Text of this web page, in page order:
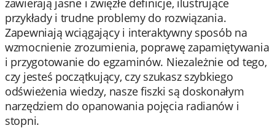
zawierają jasne i zwięzłe definicje, ilustrujące
przykłady i trudne problemy do rozwiązania.
Zapewniają wciągający i interaktywny sposób na
wzmocnienie zrozumienia, poprawę zapamiętywania
i przygotowanie do egzaminów. Niezależnie od tego,
czy jesteś początkujący, czy szukasz szybkiego
odświeżenia wiedzy, nasze fiszki są doskonałym
narzędziem do opanowania pojęcia radianów i
stopni.